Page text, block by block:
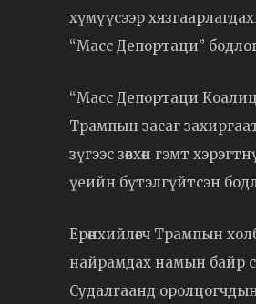
хүмүүсээр
“Масс Депортаци”
“Масс Депортаци
Трампын засаг
зүгээс зөвхөн гэмт
үеийн бүтэлгүйтсэн
Ерөнхийлөгч Трампын
найрамдах намын байр
Судалгаанд